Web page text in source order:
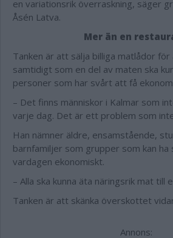
en variationsrik överraskning, säger
Åsén Latva.
Mer än en
Tanken är att sälja billiga matlådor för
samtidigt som en del av maten ska
personer som har svårt att få
– Det finns människor i Kalmar som
varje dag. Det är ett problem som
Han nämner äldre, ensamstående,
barnfamiljer som grupper som kan
vardagen ekonomiskt.
– Alla ska kunna äta näringsrik mat till
Tanken är att skänka överskottet
Annons: